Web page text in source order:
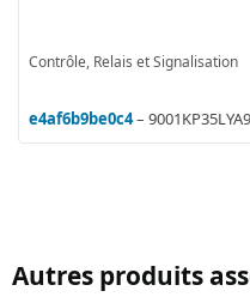
Contrôle, Relais et Signalisation
e4af6b9be0c4– 9001KP35LYA9
Autres produits